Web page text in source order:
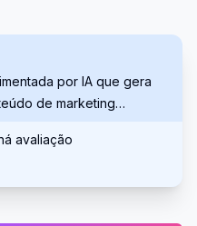
por IA que gera
de marketing
textos de anúncios e
avaliação